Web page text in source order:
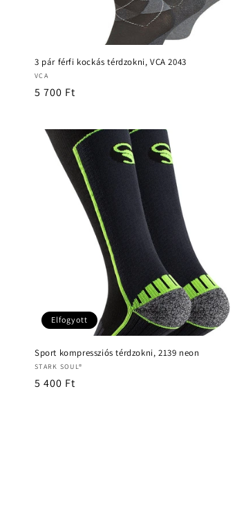
3 pár férfi kockás térdzokni, VCA 2043
Forgalmazó:
VCA
Normál
5 700 Ft
Elfogyott
Sport kompressziós térdzokni, 2139 neon
Forgalmazó:
STARK SOUL®
Normál
5 400 Ft